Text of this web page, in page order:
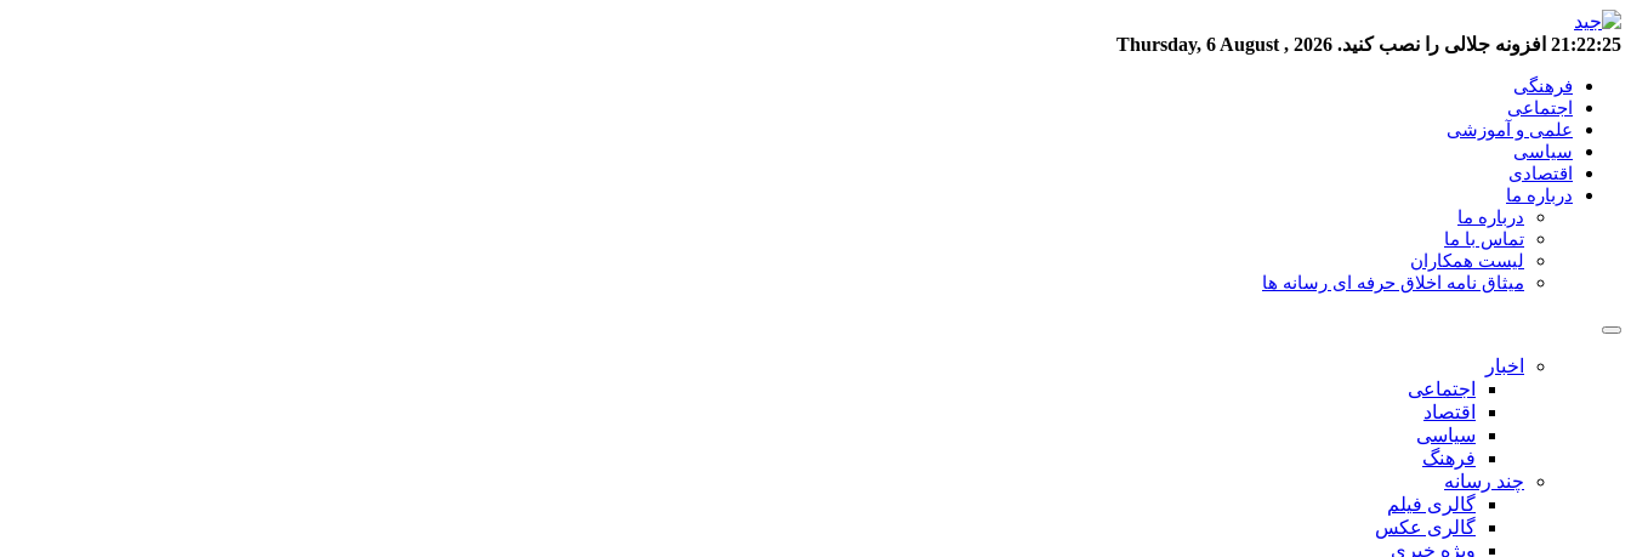
21:22:25 افزونه جلالی را نصب کنید. Thursday, 6 August , 2026
فرهنگی
اجتماعی
علمی و آموزشی
سیاسی
اقتصادی
درباره ما
درباره ما
تماس با ما
لیست همکاران
میثاق نامه اخلاق حرفه ای رسانه ها
اخبار
اجتماعی
اقتصاد
سیاسی
فرهنگ
چند رسانه
گالری فیلم
گالری عکس
ویژه خبری